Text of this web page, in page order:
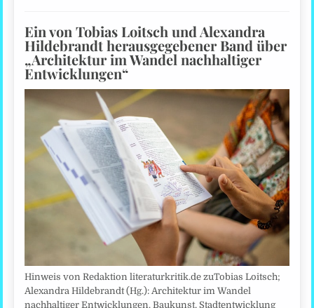
Ein von Tobias Loitsch und Alexandra
Hildebrandt herausgegebener Band über
„Architektur im Wandel nachhaltiger
Entwicklungen“
Hinweis von Redaktion literaturkritik.de zuTobias Loitsch;
Alexandra Hildebrandt (Hg.): Architektur im Wandel
nachhaltiger Entwicklungen. Baukunst, Stadtentwicklung